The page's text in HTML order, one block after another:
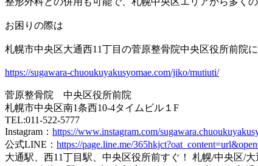
お困りの際は
札幌市中央区大通西11丁目の菅原整骨院中央区役所前院
https://sugawara-chuoukuyakusyomae.com/jiko/mutiuti/
菅原整骨院 中央区役所前院
札幌市中央区南1条西10-4タイムビル１F
TEL:011-522-5777
Instagram： https://www.instagram.com/
公式LINE： https://page.line.me/
大通駅、西11丁目駅、中央区役所前すぐ！ 札幌/中央区/